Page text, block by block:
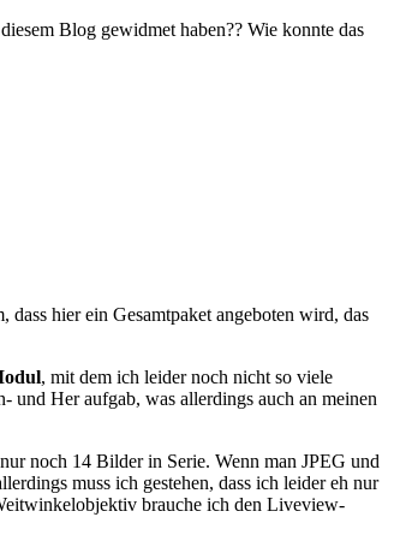
Blog gewidmet haben?? Wie konnte das
hier ein Gesamtpaket angeboten wird, das
, mit dem ich leider noch nicht so viele
und Her aufgab, was allerdings auch an meinen
noch 14 Bilder in Serie. Wenn man JPEG und
muss ich gestehen, dass ich leider eh nur
brauche ich den Liveview-